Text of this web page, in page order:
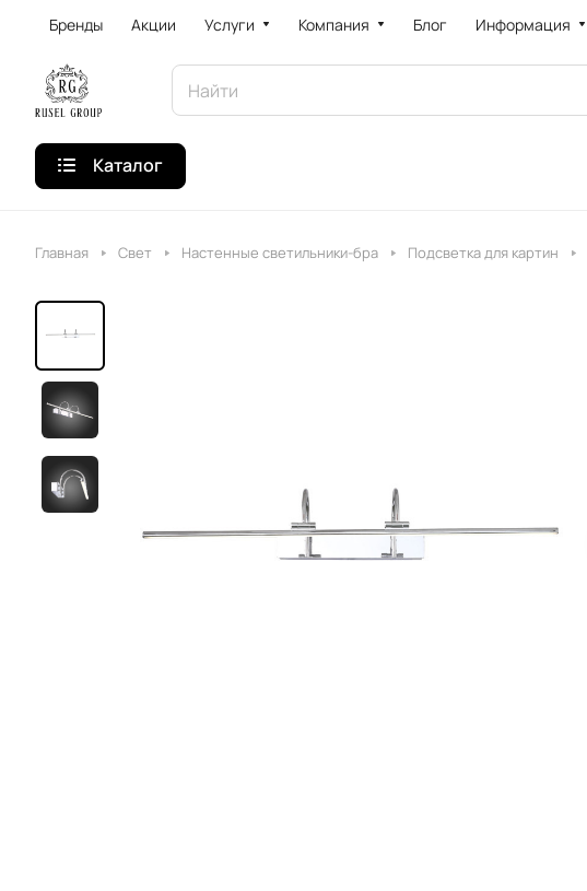
Бренды Акции Услуги Компания Блог Информация
Каталог
Главная Свет Настенные светильники-бра Подсветка для картин